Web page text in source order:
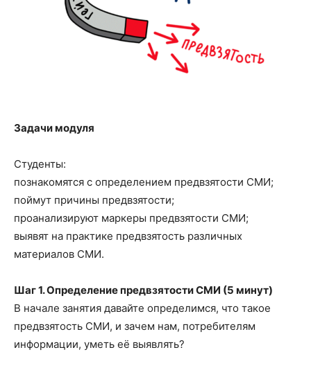
Задачи модуля
Студенты:
познакомятся с определением предвзятости СМИ;
поймут причины предвзятости;
проанализируют маркеры предвзятости СМИ;
выявят на практике предвзятость различных
материалов СМИ.
Шаг 1. Определение предвзятости СМИ (5 минут)
В начале занятия давайте определимся, что такое
предвзятость СМИ, и зачем нам, потребителям
информации, уметь её выявлять?